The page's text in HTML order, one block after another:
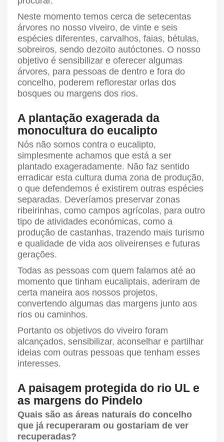
Neste momento temos cerca de setecentas
árvores no nosso viveiro, de vinte e seis
espécies diferentes, carvalhos, faias, bétulas,
sobreiros, sendo dezoito autóctones. O nosso
objetivo é sensibilizar e oferecer algumas
árvores, para pessoas de dentro e fora do
concelho, poderem reflorestar orlas dos
bosques ou margens dos rios.
A plantação exagerada da
monocultura do eucalipto
Nós não somos contra o eucalipto,
simplesmente achamos que está a ser
plantado exageradamente. Não faz sentido
erradicar esta cultura duma zona de produção,
o que defendemos é existirem outras espécies
separadas. Deveríamos preservar zonas
ribeirinhas, como campos agrícolas, para outro
tipo de atividades económicas, como a
produção de castanhas, trazendo mais turismo
e qualidade de vida aos oliveirenses e futuras
gerações.
Todas as pessoas com quem falamos até ao
momento que tinham eucaliptais, aderiram de
certa maneira aos nossos projetos,
convertendo algumas das margens junto aos
rios ou caminhos.
Portanto os objetivos do viveiro foram
alcançados, sensibilizar, aconselhar e partilhar
ideias com outras pessoas que tenham esses
interesses.
A paisagem protegida do rio UL e
as margens do Pindelo
Quais são as áreas naturais do concelho
que já recuperaram ou gostariam de ver
recuperadas?